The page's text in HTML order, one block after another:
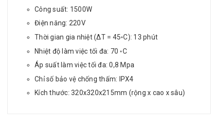
Công suất: 1500W
Điện năng: 220V
Thời gian gia nhiệt (∆T = 45◦C): 13 phút
Nhiệt độ làm việc tối đa: 70 ◦C
Áp suất làm việc tối đa: 0,8 Mpa
Chỉ số bảo vệ chống thấm: IPX4
Kích thước: 320x320x215mm (rộng x cao x sâu)